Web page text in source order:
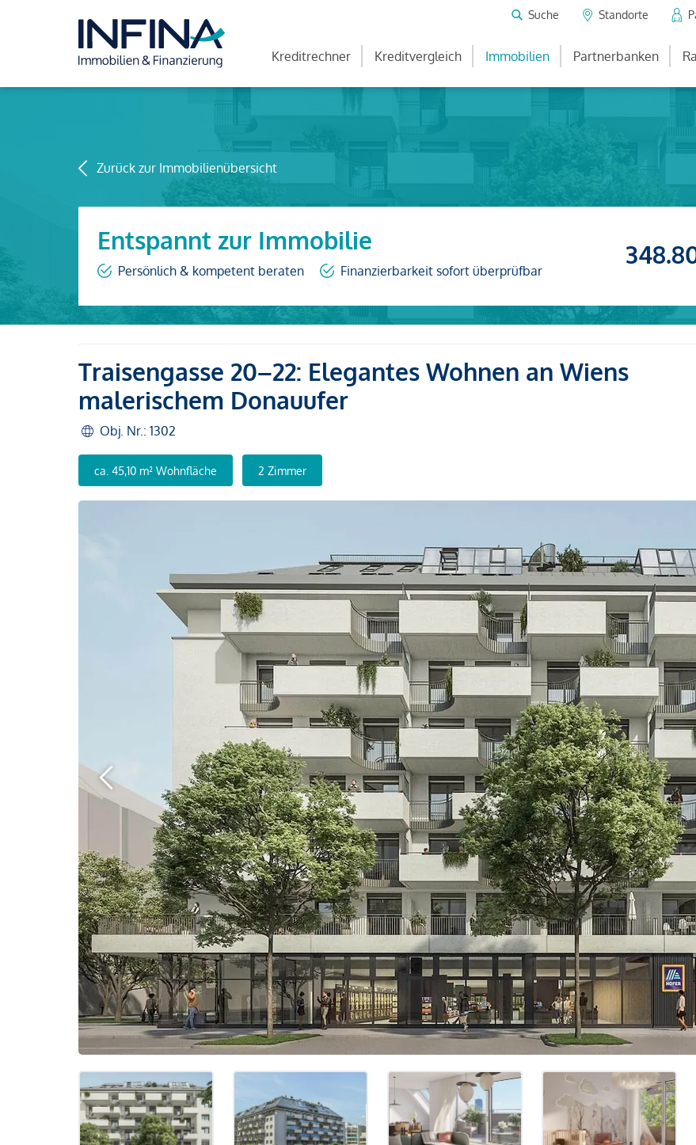
Suche Standorte
Kreditrechner Kreditvergleich Immobilien Partnerbanken
Zurück zur Immobilienübersicht
Entspannt zur Immobilie
Persönlich & kompetent beraten Finanzierbarkeit sofort überprüfbar
Traisengasse 20–22: Elegantes Wohnen an Wiens
malerischem Donauufer
Obj. Nr.: 1302
ca. 45,10 m² Wohnfläche 2 Zimmer